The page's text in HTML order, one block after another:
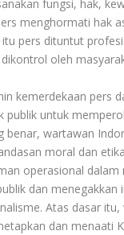
fungsi, hak,
menghormati hak
pers dituntut
oleh
kemerdekaan pers
publik untuk
benar, wartawan
moral dan
operasional dalam
dan menegakkan
Atas dasar itu,
dan menaati